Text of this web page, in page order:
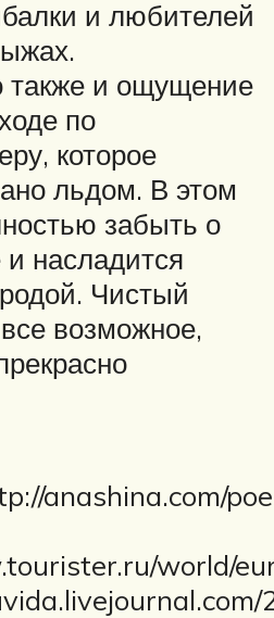
и любителей
также и ощущение
по
которое
льдом. В этом
забыть о
и насладится
Чистый
возможное,
anashina.com/
world/